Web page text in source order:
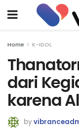
Home K-IDOL
dari
karena
by